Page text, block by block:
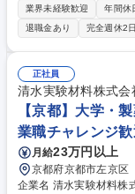
ら、実際の有機合成(
化まで、創薬化学研究全般を担います。
薬物動態を考慮した新
成:合成ルートの立案、
3.最適化研究:生物活性
許関連:特許出願資料の
ダリティへの取り組みも推進中。 募集職種 【京都/
イム上場/新薬研究開
業界未経験歓迎 年間休
退職金あり
完全週休2
正社員
清水実験材料株式会
【京都】大学・
業職チャレンジ
月給23万円以上
京都府京都市左京区
企業名 清水実験材料株式会社 求人名 【京都】大学・製薬